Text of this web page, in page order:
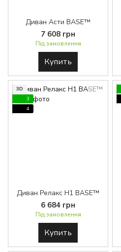
Диван Асти BASE™
7 608 грн
Під замовлення
Купить
3D
3
4
Диван Релакс H1 BASE™
6 684 грн
Під замовлення
Купить